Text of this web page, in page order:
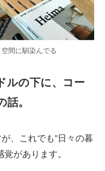
間に馴染んでる
ルの下に、コー
。
、これでも”日々の暮
があります。